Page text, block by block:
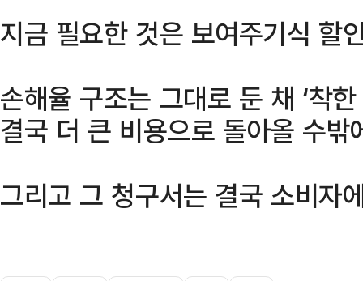
지금 필요한 것은 보여주기식 할
손해율 구조는 그대로 둔 채 ‘착
결국 더 큰 비용으로 돌아올 수밖
그리고 그 청구서는 결국 소비자